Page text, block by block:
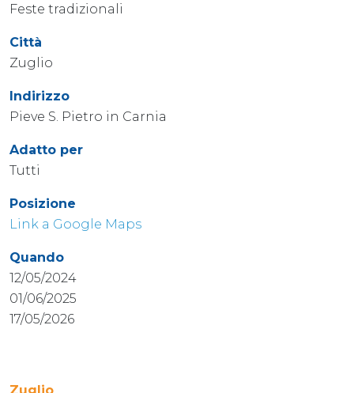
Feste tradizionali
Città
Zuglio
Indirizzo
Pieve S. Pietro in Carnia
Adatto per
Tutti
Posizione
Link a Google Maps
Quando
12/05/2024
01/06/2025
17/05/2026